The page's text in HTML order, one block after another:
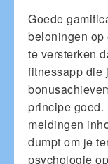
Goede
beloningen op
te versterken
fitnessapp die
principe
meldingen
dumpt om je
psychologie